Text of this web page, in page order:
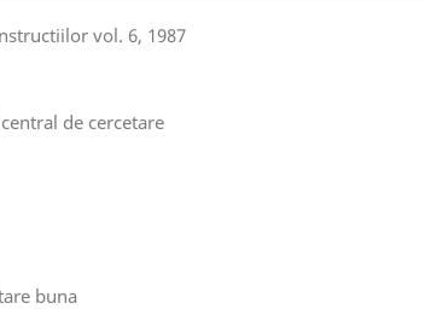
vol. 6, 1987
de cercetare
buna